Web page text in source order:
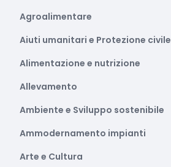
Agroalimentare
Aiuti umanitari e Protezione civile
Alimentazione e nutrizione
Allevamento
Ambiente e Sviluppo sostenibile
Ammodernamento impianti
Arte e Cultura